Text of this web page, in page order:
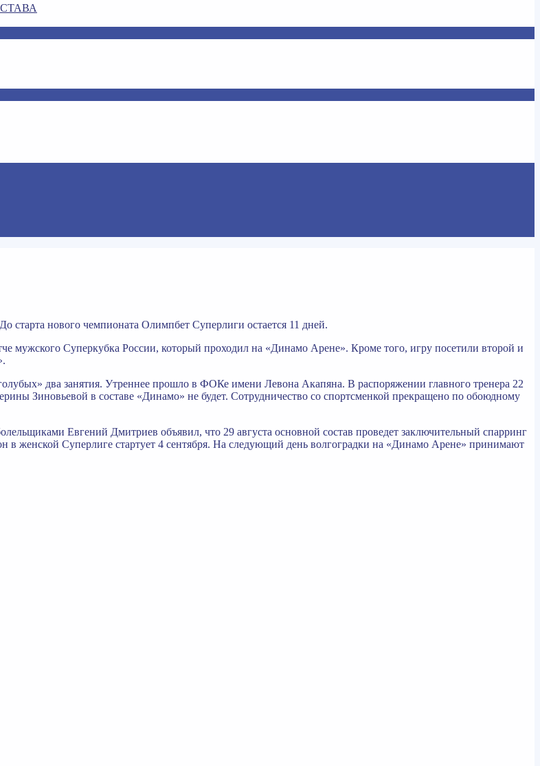
нового чемпионата Олимпбет Суперлиги остается 11 дней.
мужского Суперкубка России, который проходил на «Динамо Арене». Кроме того, игру посетили второй и
два занятия. Утреннее прошло в ФОКе имени Левона Акапяна. В распоряжении главного тренера 22
Зиновьевой в составе «Динамо» не будет. Сотрудничество со спортсменкой прекращено по обоюдному
Евгений Дмитриев объявил, что 29 августа основной состав проведет заключительный спарринг
в женской Суперлиге стартует 4 сентября. На следующий день волгоградки на «Динамо Арене» принимают